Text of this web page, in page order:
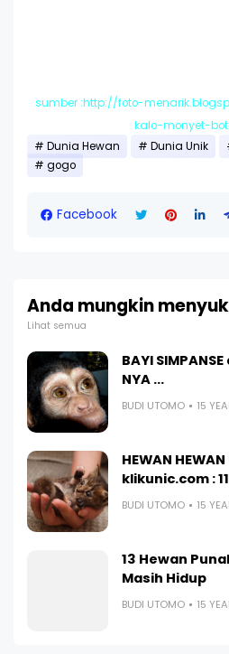
sumber :http://foto-
kalo-monyet-
Dunia Hewan
Dunia Unik
gogo
Facebook
Anda mungkin
Lihat semua
BAYI
NYA ...
BUDI UTOMO 15
HEWAN
klikunic.com :
BUDI UTOMO 15
13 Hewan
Masih Hidup
BUDI UTOMO 15